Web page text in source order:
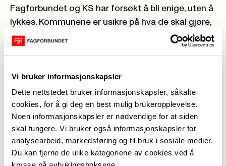
Vi bruker informasjonskapsler
Dette nettstedet bruker informasjonskapsler, såkalte
cookies, for å gi deg en best mulig brukeropplevelse.
Noen informasjonskapsler er nødvendige for at siden
skal fungere. Vi bruker også informasjonskapsler for
analysearbeid, markedsføring og til bruk i sosiale medier.
Du kan fjerne de ulike kategoriene av cookies ved å
Fagforbundet og KS har forsøkt å bli enige, uten å
lykkes. Kommunene er usikre på hva de skal gjøre,
og mange familier er nå redde for at ordningen
kan forsvinne.
sosialdepartementets bord.
Ønsker særavtale
Det er tverrpolitisk enighet om at
avlasterordningen skal fortsette i private hjem.
Ingen ønsker at de mest sårbare barna skal
sendes på institusjon én helg i måneden.
– Vi har stilt spørsmål til KS om vi kan lage en